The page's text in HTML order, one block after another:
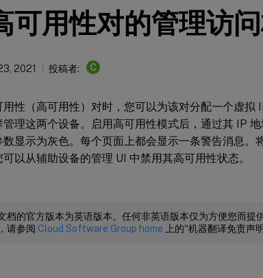
可用性对的管理访
2021 投稿者: C
用性（高可用性）对时，您可以为该对分配一个虚拟
理这两个设备。启用高可用性模式后，通过其 IP
数显示为灰色。每个页面上都会显示一条警告消息。
以从辅助设备的管理 UI 中禁用其高可用性状态。
档的官方版本为英语版本。任何非英语版本仅为方便您而提
请参阅 Cloud Software Group home 上的“机器翻译免责声明